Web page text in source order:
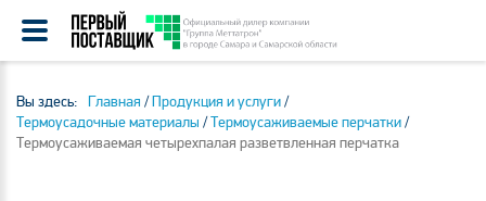
Вы здесь: Главная /Продукция и услуги/
Термоусадочные материалы /Термоусаживаемые перчатки/
Термоусаживаемая четырехпалая разветвленная перчатка